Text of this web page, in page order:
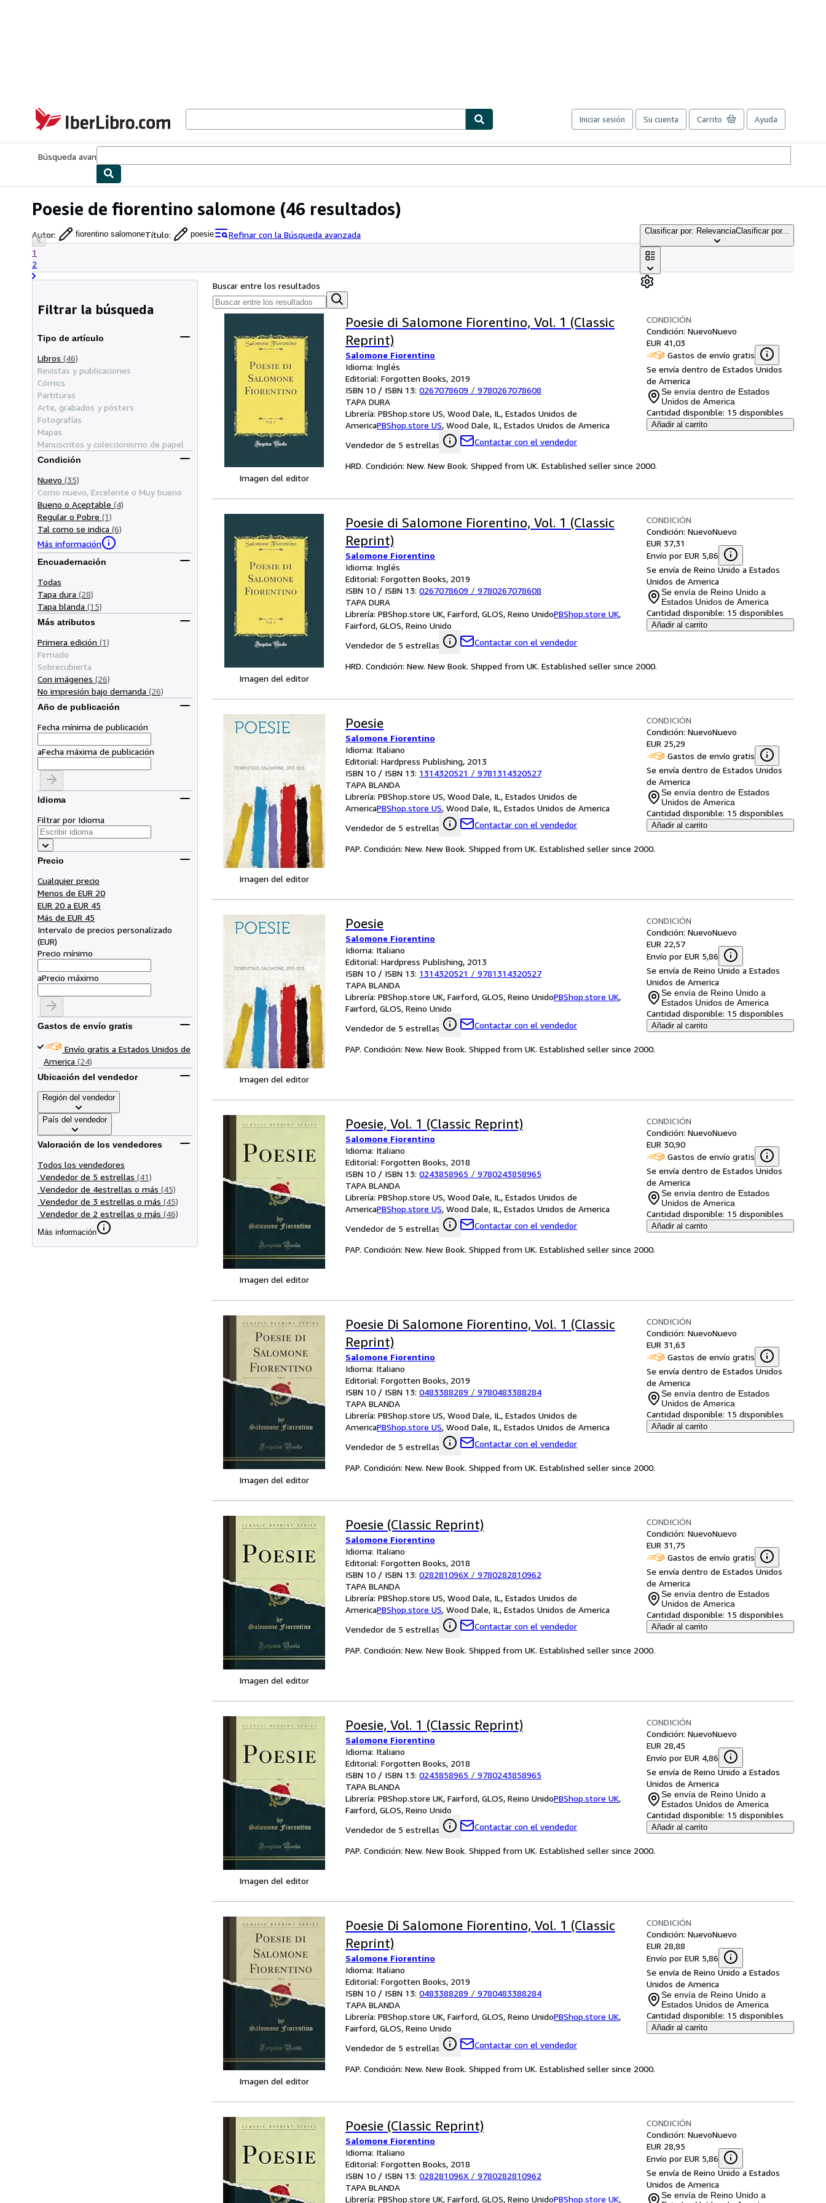
IberLibro.com
Iniciar sesión Su cuenta Carrito Ayuda
Búsqueda avanzada
Poesie de fiorentino salomone (46 resultados)
Autor: fiorentino salomoneTítulo: poesie
Refinar con la Búsqueda avanzada
1
2
Clasificar por: RelevanciaClasificar por...
Filtrar la búsqueda
Tipo de artículo
Libros (46)
Revistas y publicaciones
Cómics
Partituras
Arte, grabados y pósters
Fotografías
Mapas
Manuscritos y coleccionismo de papel
Condición
Nuevo (35)
Como nuevo, Excelente o Muy bueno
Bueno o Aceptable (4)
Regular o Pobre (1)
Tal como se indica (6)
Más información
Encuadernación
Todas
Tapa dura (28)
Tapa blanda (15)
Más atributos
Primera edición (1)
Firmado
Sobrecubierta
Con imágenes (26)
No impresión bajo demanda (26)
Año de publicación
Fecha mínima de publicación
aFecha máxima de publicación
Idioma
Filtrar por Idioma
Precio
Cualquier precio
Menos de EUR 20
EUR 20 a EUR 45
Más de EUR 45
Intervalo de precios personalizado
(EUR)
Precio mínimo
aPrecio máximo
Gastos de envío gratis
Envío gratis a Estados Unidos de
America (24)
Ubicación del vendedor
Región del vendedor
País del vendedor
Valoración de los vendedores
Todos los vendedores
Vendedor de 5 estrellas (41)
Vendedor de 4estrellas o más (45)
Vendedor de 3 estrellas o más (45)
Vendedor de 2 estrellas o más (46)
Más información
Buscar entre los resultados
Imagen del editor
Poesie di Salomone Fiorentino, Vol. 1 (Classic
Reprint)
Salomone Fiorentino
Idioma: Inglés
Editorial: Forgotten Books, 2019
ISBN 10 / ISBN 13: 0267078609 / 9780267078608
TAPA DURA
Librería: PBShop.store US, Wood Dale, IL, Estados Unidos de
AmericaPBShop.store US, Wood Dale, IL, Estados Unidos de America
Vendedor de 5 estrellas
Contactar con el vendedor
CONDICIÓN
Condición: NuevoNuevo
EUR 41,03
Gastos de envío gratis
Se envía dentro de Estados Unidos
de America
Se envía dentro de Estados
Unidos de America
Cantidad disponible: 15 disponibles
Añadir al carrito
HRD. Condición: New. New Book. Shipped from UK. Established seller since 2000.
Imagen del editor
Poesie di Salomone Fiorentino, Vol. 1 (Classic
Reprint)
Salomone Fiorentino
Idioma: Inglés
Editorial: Forgotten Books, 2019
ISBN 10 / ISBN 13: 0267078609 / 9780267078608
TAPA DURA
Librería: PBShop.store UK, Fairford, GLOS, Reino UnidoPBShop.store UK,
Fairford, GLOS, Reino Unido
Vendedor de 5 estrellas
Contactar con el vendedor
CONDICIÓN
Condición: NuevoNuevo
EUR 37,31
Envío por EUR 5,86
Se envía de Reino Unido a Estados
Unidos de America
Se envía de Reino Unido a
Estados Unidos de America
Cantidad disponible: 15 disponibles
Añadir al carrito
HRD. Condición: New. New Book. Shipped from UK. Established seller since 2000.
Imagen del editor
Poesie
Salomone Fiorentino
Idioma: Italiano
Editorial: Hardpress Publishing, 2013
ISBN 10 / ISBN 13: 1314320521 / 9781314320527
TAPA BLANDA
Librería: PBShop.store US, Wood Dale, IL, Estados Unidos de
AmericaPBShop.store US, Wood Dale, IL, Estados Unidos de America
Vendedor de 5 estrellas
Contactar con el vendedor
CONDICIÓN
Condición: NuevoNuevo
EUR 25,29
Gastos de envío gratis
Se envía dentro de Estados Unidos
de America
Se envía dentro de Estados
Unidos de America
Cantidad disponible: 15 disponibles
Añadir al carrito
PAP. Condición: New. New Book. Shipped from UK. Established seller since 2000.
Imagen del editor
Poesie
Salomone Fiorentino
Idioma: Italiano
Editorial: Hardpress Publishing, 2013
ISBN 10 / ISBN 13: 1314320521 / 9781314320527
TAPA BLANDA
Librería: PBShop.store UK, Fairford, GLOS, Reino UnidoPBShop.store UK,
Fairford, GLOS, Reino Unido
Vendedor de 5 estrellas
Contactar con el vendedor
CONDICIÓN
Condición: NuevoNuevo
EUR 22,57
Envío por EUR 5,86
Se envía de Reino Unido a Estados
Unidos de America
Se envía de Reino Unido a
Estados Unidos de America
Cantidad disponible: 15 disponibles
Añadir al carrito
PAP. Condición: New. New Book. Shipped from UK. Established seller since 2000.
Imagen del editor
Poesie, Vol. 1 (Classic Reprint)
Salomone Fiorentino
Idioma: Italiano
Editorial: Forgotten Books, 2018
ISBN 10 / ISBN 13: 0243858965 / 9780243858965
TAPA BLANDA
Librería: PBShop.store US, Wood Dale, IL, Estados Unidos de
AmericaPBShop.store US, Wood Dale, IL, Estados Unidos de America
Vendedor de 5 estrellas
Contactar con el vendedor
CONDICIÓN
Condición: NuevoNuevo
EUR 30,90
Gastos de envío gratis
Se envía dentro de Estados Unidos
de America
Se envía dentro de Estados
Unidos de America
Cantidad disponible: 15 disponibles
Añadir al carrito
PAP. Condición: New. New Book. Shipped from UK. Established seller since 2000.
Imagen del editor
Poesie Di Salomone Fiorentino, Vol. 1 (Classic
Reprint)
Salomone Fiorentino
Idioma: Italiano
Editorial: Forgotten Books, 2019
ISBN 10 / ISBN 13: 0483388289 / 9780483388284
TAPA BLANDA
Librería: PBShop.store US, Wood Dale, IL, Estados Unidos de
AmericaPBShop.store US, Wood Dale, IL, Estados Unidos de America
Vendedor de 5 estrellas
Contactar con el vendedor
CONDICIÓN
Condición: NuevoNuevo
EUR 31,63
Gastos de envío gratis
Se envía dentro de Estados Unidos
de America
Se envía dentro de Estados
Unidos de America
Cantidad disponible: 15 disponibles
Añadir al carrito
PAP. Condición: New. New Book. Shipped from UK. Established seller since 2000.
Imagen del editor
Poesie (Classic Reprint)
Salomone Fiorentino
Idioma: Italiano
Editorial: Forgotten Books, 2018
ISBN 10 / ISBN 13: 028281096X / 9780282810962
TAPA BLANDA
Librería: PBShop.store US, Wood Dale, IL, Estados Unidos de
AmericaPBShop.store US, Wood Dale, IL, Estados Unidos de America
Vendedor de 5 estrellas
Contactar con el vendedor
CONDICIÓN
Condición: NuevoNuevo
EUR 31,75
Gastos de envío gratis
Se envía dentro de Estados Unidos
de America
Se envía dentro de Estados
Unidos de America
Cantidad disponible: 15 disponibles
Añadir al carrito
PAP. Condición: New. New Book. Shipped from UK. Established seller since 2000.
Imagen del editor
Poesie, Vol. 1 (Classic Reprint)
Salomone Fiorentino
Idioma: Italiano
Editorial: Forgotten Books, 2018
ISBN 10 / ISBN 13: 0243858965 / 9780243858965
TAPA BLANDA
Librería: PBShop.store UK, Fairford, GLOS, Reino UnidoPBShop.store UK,
Fairford, GLOS, Reino Unido
Vendedor de 5 estrellas
Contactar con el vendedor
CONDICIÓN
Condición: NuevoNuevo
EUR 28,45
Envío por EUR 4,86
Se envía de Reino Unido a Estados
Unidos de America
Se envía de Reino Unido a
Estados Unidos de America
Cantidad disponible: 15 disponibles
Añadir al carrito
PAP. Condición: New. New Book. Shipped from UK. Established seller since 2000.
Imagen del editor
Poesie Di Salomone Fiorentino, Vol. 1 (Classic
Reprint)
Salomone Fiorentino
Idioma: Italiano
Editorial: Forgotten Books, 2019
ISBN 10 / ISBN 13: 0483388289 / 9780483388284
TAPA BLANDA
Librería: PBShop.store UK, Fairford, GLOS, Reino UnidoPBShop.store UK,
Fairford, GLOS, Reino Unido
Vendedor de 5 estrellas
Contactar con el vendedor
CONDICIÓN
Condición: NuevoNuevo
EUR 28,88
Envío por EUR 5,86
Se envía de Reino Unido a Estados
Unidos de America
Se envía de Reino Unido a
Estados Unidos de America
Cantidad disponible: 15 disponibles
Añadir al carrito
PAP. Condición: New. New Book. Shipped from UK. Established seller since 2000.
Poesie (Classic Reprint)
Salomone Fiorentino
Idioma: Italiano
Editorial: Forgotten Books, 2018
ISBN 10 / ISBN 13: 028281096X / 9780282810962
TAPA BLANDA
Librería: PBShop.store UK, Fairford, GLOS, Reino UnidoPBShop.store UK,
CONDICIÓN
Condición: NuevoNuevo
EUR 28,95
Envío por EUR 5,86
Se envía de Reino Unido a Estados
Unidos de America
Se envía de Reino Unido a